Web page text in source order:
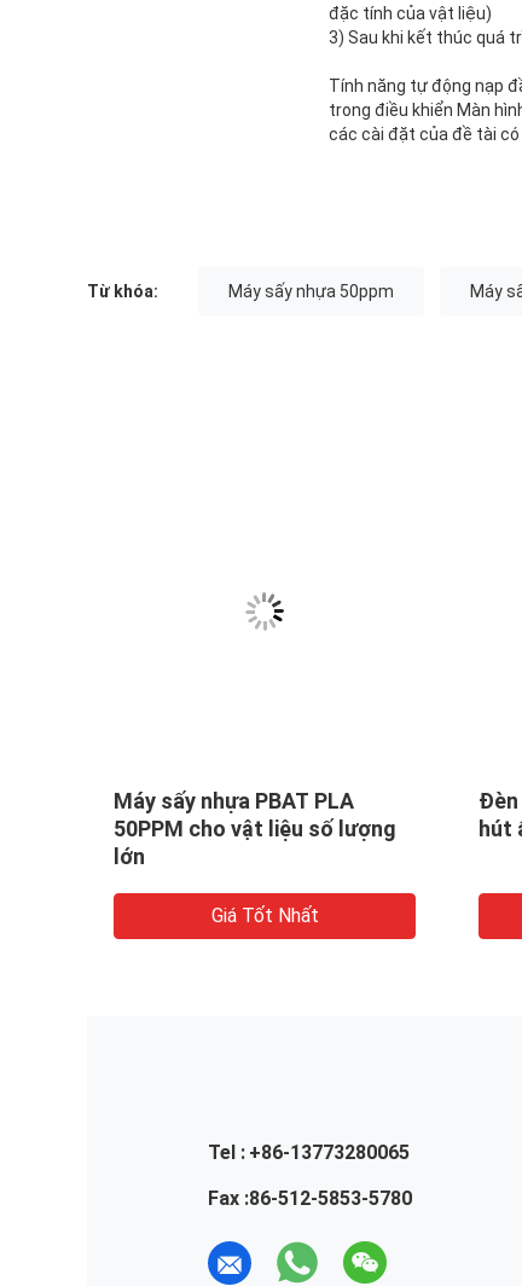
đặc tính của vật liệu)
3) Sau khi kết thúc quá
Tính năng tự động nạp
trong điều khiển Màn
các cài đặt của đề tài
Từ khóa: Máy sấy nhựa 50ppm Máy
Máy sấy nhựa PBAT PLA
50PPM cho vật liệu số lượng
lớn
Giá Tốt Nhất
Đèn
hút
Tel : +86-13773280065
Fax :86-512-5853-5780